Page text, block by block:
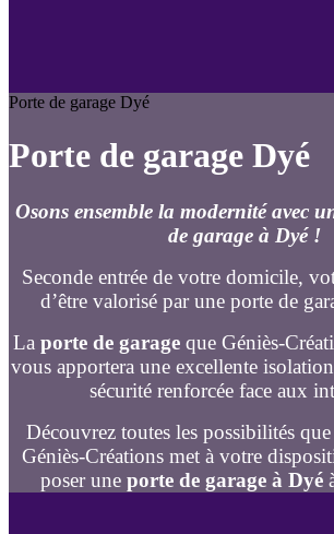
Porte de garage Dyé
Porte de garage Dyé
Osons ensemble la modernité avec
de garage à Dyé !
Seconde entrée de votre domicile,
d’être valorisé par une porte de
La porte de garageque Géniès-
vous apportera une excellente
sécurité renforcée face aux
Découvrez toutes les possibilités
Géniès-Créations met à votre
poser une porte de garage à Dyé